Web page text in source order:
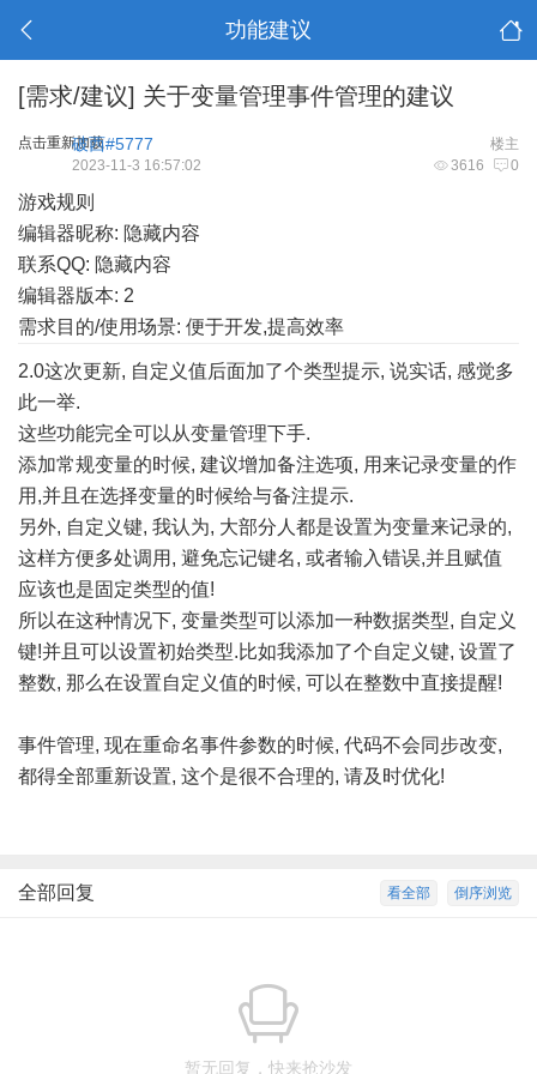
功能建议
[需求/建议] 关于变量管理事件管理的建议
点击重新加载 楼主
破西#5777
3616 0
2023-11-3 16:57:02
游戏规则
编辑器昵称: 隐藏内容
联系QQ: 隐藏内容
编辑器版本: 2
需求目的/使用场景: 便于开发,提高效率
2.0这次更新, 自定义值后面加了个类型提示, 说实话, 感觉多
此一举.
这些功能完全可以从变量管理下手.
添加常规变量的时候, 建议增加备注选项, 用来记录变量的作
用,并且在选择变量的时候给与备注提示.
另外, 自定义键, 我认为, 大部分人都是设置为变量来记录的,
这样方便多处调用, 避免忘记键名, 或者输入错误,并且赋值
应该也是固定类型的值!
所以在这种情况下, 变量类型可以添加一种数据类型, 自定义
键!并且可以设置初始类型.比如我添加了个自定义键, 设置了
整数, 那么在设置自定义值的时候, 可以在整数中直接提醒!
事件管理, 现在重命名事件参数的时候, 代码不会同步改变,
都得全部重新设置, 这个是很不合理的, 请及时优化!
倒序浏览
看全部
全部回复
暂无回复，快来抢沙发